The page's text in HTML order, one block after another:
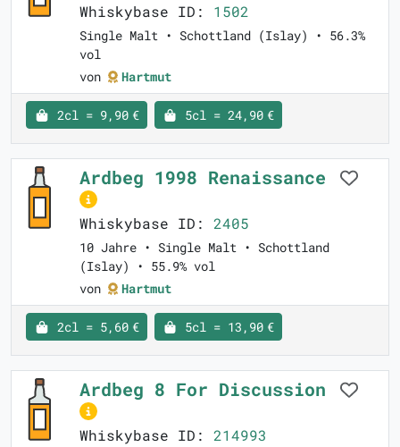
Whiskybase ID: 1502
Single Malt • Schottland (Islay) • 56.3%
vol
von
Hartmut
2cl = 9,90 € 5cl = 24,90 €
Ardbeg 1998 Renaissance
Whiskybase ID: 2405
10 Jahre • Single Malt • Schottland
(Islay) • 55.9% vol
von
Hartmut
2cl = 5,60 € 5cl = 13,90 €
Ardbeg 8 For Discussion
Whiskybase ID: 214993